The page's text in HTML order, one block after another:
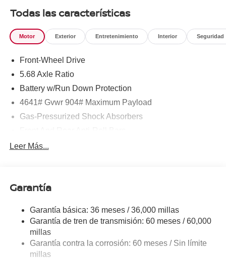
Todas las características
Motor Exterior Entretenimiento Interior Seguridad
Front-Wheel Drive
5.68 Axle Ratio
Battery w/Run Down Protection
4641# Gvwr 904# Maximum Payload
Gas-Pressurized Shock Absorbers
Electric Power-Assist Speed-Sensing Steering
Strut Front Suspension w/Coil Springs
4-Wheel Disc Brakes w/4-Wheel ABS, Front And Rear
Vented Discs, Brake Assist, Hill Hold Control and
Electric Parking Brake
Brake Actuated Limited Slip Differential
Leer Más...
Garantía
Garantía básica: 36 meses / 36,000 millas
Garantía de tren de transmisión: 60 meses / 60,000
millas
Garantía contra la corrosión: 60 meses / Sin límite
millas